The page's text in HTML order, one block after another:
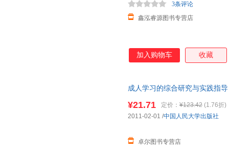
鑫泓睿源图书专营店
3条评论
加入购物车 收藏
成人学习的综合研究与实践指导
¥21.71 定价： ¥123.42 (1.76折)
卓尔图书专营店
2011-02-01 /中国人民大学出版社